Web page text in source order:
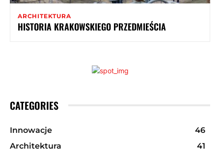
ARCHITEKTURA
HISTORIA KRAKOWSKIEGO PRZEDMIEŚCIA
CATEGORIES
Innowacje
46
Architektura
41